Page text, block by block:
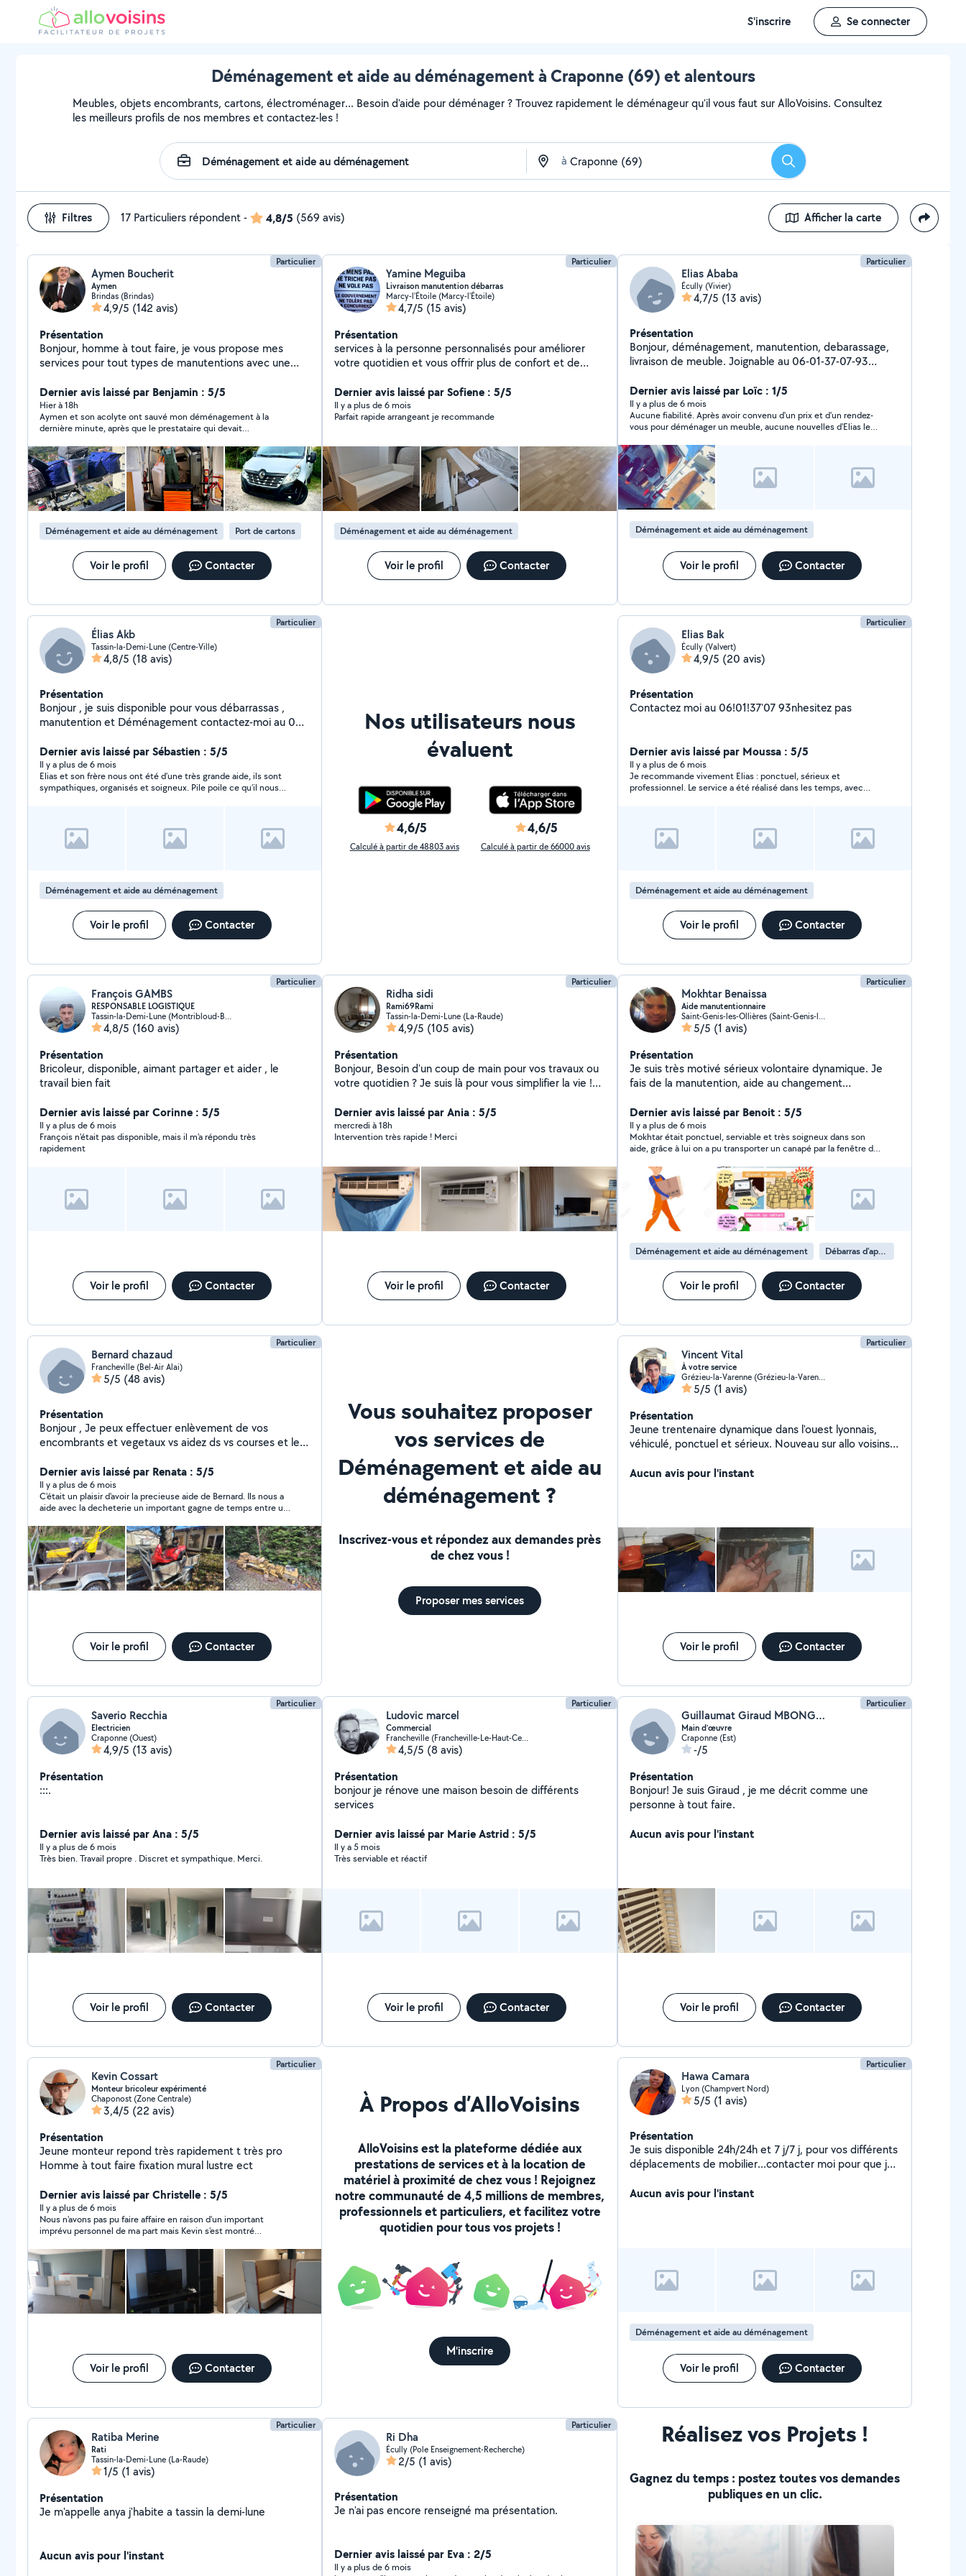
S'inscrire Se connecter
Déménagement et aide au déménagement à Craponne (69) et alentours
Meubles, objets encombrants, cartons, électroménager... Besoin d'aide pour déménager ? Trouvez rapidement le déménageur qu'il vous faut sur AlloVoisins. Consultez
les meilleurs profils de nos membres et contactez-les !
à Rechercher
Filtres 17 Particuliers répondent- 4,8/5 (569 avis) Afficher la carte
Particulier
Aymen Boucherit
Aymen
Brindas (Brindas)
4,9/5 (142 avis)
Présentation
Bonjour, homme à tout faire, je vous propose mes
services pour tout types de manutentions avec une
sur 24h à Lyon et dans toute la France. ️Avec ou sans
main d'œuvre et possibilité de changer de pays. Vous
pouvez me joindre à n'importe quel moment.
Dernier avis laissé par Benjamin : 5/5
Hier à 18h
Aymen et son acolyte ont sauvé mon déménagement à la
dernière minute, après que le prestataire qui devait
début de la prestation. Et finalement, c’est sûrement mieux
comme ça vu la qualité de leur travail ! Tout était impeccable :
aucune casse, un vrai professionnalisme, et des meubles
parfois extrêmement lourds à porter sur 5 étages en descente
puis 4 étages en montée… Franchement, chapeau ! Un
immense merci à tous les deux, vous avez été incroyables et
avez vraiment sauvé mon déménagement ! 🙏
Déménagement et aide au déménagement
Port de cartons
Voir le profil Contacter
Particulier
Yamine Meguiba
Livraison manutention débarras
Marcy-l'Étoile (Marcy-l'Étoile)
4,7/5 (15 avis)
Présentation
services à la personne personnalisés pour améliorer
votre quotidien et vous offrir plus de confort et de
manutention ect...
Dernier avis laissé par Sofiene : 5/5
Il y a plus de 6 mois
Parfait rapide arrangeant je recommande
Déménagement et aide au déménagement
Voir le profil Contacter
Particulier
Elias Ababa
Écully (Vivier)
4,7/5 (13 avis)
Présentation
Bonjour, déménagement, manutention, debarassage,
livraison de meuble. Joignable au 06-01-37-07-93
Dernier avis laissé par Loïc : 1/5
Il y a plus de 6 mois
Aucune fiabilité. Après avoir convenu d'un prix et d'un rendez-
vous pour déménager un meuble, aucune nouvelles d'Elias le
n'a jamais décroché son téléphone. A fuir !
Déménagement et aide au déménagement
Voir le profil Contacter
Particulier
Élias Akb
Tassin-la-Demi-Lune (Centre-Ville)
4,8/5 (18 avis)
Présentation
Bonjour , je suis disponible pour vous débarrassas ,
manutention et Déménagement contactez-moi au 06-
Dernier avis laissé par Sébastien : 5/5
Il y a plus de 6 mois
Elias et son frère nous ont été d’une très grande aide, ils sont
sympathiques, organisés et soigneux. Pile poile ce qu’il nous
Déménagement et aide au déménagement
Voir le profil Contacter
Nos utilisateurs nous
évaluent
4,6/5
Calculé à partir de 48803 avis
4,6/5
Calculé à partir de 66000 avis
Particulier
Elias Bak
Écully (Valvert)
4,9/5 (20 avis)
Présentation
Contactez moi au 06!01!37'07 93nhesitez pas
Dernier avis laissé par Moussa : 5/5
Il y a plus de 6 mois
Je recommande vivement Elias : ponctuel, sérieux et
professionnel. Le service a été réalisé dans les temps, avec
Déménagement et aide au déménagement
Voir le profil Contacter
Particulier
François GAMBS
RESPONSABLE LOGISTIQUE
Tassin-la-Demi-Lune (Montribloud-Boyer)
4,8/5 (160 avis)
Présentation
Bricoleur, disponible, aimant partager et aider , le
travail bien fait
Dernier avis laissé par Corinne : 5/5
Il y a plus de 6 mois
François n'était pas disponible, mais il m'a répondu très
rapidement
Voir le profil Contacter
Particulier
Ridha sidi
Rami69Rami
Tassin-la-Demi-Lune (La-Raude)
4,9/5 (105 avis)
Présentation
Bonjour, Besoin d'un coup de main pour vos travaux ou
votre quotidien ? Je suis là pour vous simplifier la vie !
vous propose mes services pour : Nettoyage (maison,
appartement, fin de chantier) Montage de meubles
Entretien des espaces verts Petits travaux d'électricité
de climatisation Aide à la personne (courses, petits
services, accompagnement)
Dernier avis laissé par Ania : 5/5
mercredi à 18h
Intervention très rapide ! Merci
Voir le profil Contacter
Particulier
Mokhtar Benaissa
Aide manutentionnaire
Saint-Genis-les-Ollières (Saint-Genis-les-Ollières)
5/5 (1 avis)
Présentation
Je suis très motivé sérieux volontaire dynamique. Je
fais de la manutention, aide au changement
Je me déplace en transport en commun sur la région
lyonnaise.
Dernier avis laissé par Benoit : 5/5
Il y a plus de 6 mois
Mokhtar était ponctuel, serviable et très soigneux dans son
aide, grâce à lui on a pu transporter un canapé par la fenêtre du
Déménagement et aide au déménagement Débarras d'appartement
Voir le profil Contacter
Particulier
Bernard chazaud
Francheville (Bel-Air Alai)
5/5 (48 avis)
Présentation
Bonjour , Je peux effectuer enlèvement de vos
encombrants et vegetaux vs aidez ds vs courses et le
Possede une remorque, et autres matériels . Personne
ponctuelle
Dernier avis laissé par Renata : 5/5
Il y a plus de 6 mois
C'était un plaisir d'avoir la precieuse aide de Bernard. Ils nous a
aide avec la decheterie un important gagne de temps entre un
Voir le profil Contacter
Vous souhaitez proposer
vos services de
Déménagement et aide au
déménagement ?
Inscrivez-vous et répondez aux demandes près
de chez vous !
Proposer mes services
Particulier
Vincent Vital
À votre service
Grézieu-la-Varenne (Grézieu-la-Varenne)
5/5 (1 avis)
Présentation
Jeune trentenaire dynamique dans l'ouest lyonnais,
véhiculé, ponctuel et sérieux. Nouveau sur allo voisins !
désireux de voir mes références et mon sérieux)
Aucun avis pour l'instant
Voir le profil Contacter
Particulier
Saverio Recchia
Electricien
Craponne (Ouest)
4,9/5 (13 avis)
Présentation
:::.
Dernier avis laissé par Ana : 5/5
Il y a plus de 6 mois
Très bien. Travail propre . Discret et sympathique. Merci.
Voir le profil Contacter
Particulier
Ludovic marcel
Commercial
Francheville (Francheville-Le-Haut-Centre)
4,5/5 (8 avis)
Présentation
bonjour je rénove une maison besoin de différents
services
Dernier avis laissé par Marie Astrid : 5/5
Il y a 5 mois
Très serviable et réactif
Voir le profil Contacter
Particulier
Guillaumat Giraud MBONGO ODICKA
Main d’œuvre
Craponne (Est)
-/5
Présentation
Bonjour! Je suis Giraud , je me décrit comme une
personne à tout faire.
Aucun avis pour l'instant
Voir le profil Contacter
Particulier
Kevin Cossart
Monteur bricoleur expérimenté
Chaponost (Zone Centrale)
3,4/5 (22 avis)
Présentation
Jeune monteur repond très rapidement t très pro
Homme à tout faire fixation mural lustre ect
Dernier avis laissé par Christelle : 5/5
Il y a plus de 6 mois
Nous n'avons pas pu faire affaire en raison d'un important
imprévu personnel de ma part mais Kevin s'est montré
de bricolage.
Voir le profil Contacter
À Propos d’AlloVoisins
AlloVoisins est la plateforme dédiée aux
prestations de services et à la location de
matériel à proximité de chez vous ! Rejoignez
notre communauté de 4,5 millions de membres,
professionnels et particuliers, et facilitez votre
quotidien pour tous vos projets !
M'inscrire
Particulier
Hawa Camara
Lyon (Champvert Nord)
5/5 (1 avis)
Présentation
Je suis disponible 24h/24h et 7 j/7 j, pour vos différents
déplacements de mobilier...contacter moi pour que je
Aucun avis pour l'instant
Déménagement et aide au déménagement
Voir le profil Contacter
Particulier
Ratiba Merine
Rati
Tassin-la-Demi-Lune (La-Raude)
1/5 (1 avis)
Présentation
Je m'appelle anya j'habite a tassin la demi-lune
Aucun avis pour l'instant
Particulier
Ri Dha
Écully (Pole Enseignement-Recherche)
2/5 (1 avis)
Présentation
Je n'ai pas encore renseigné ma présentation.
Dernier avis laissé par Eva : 2/5
Il y a plus de 6 mois
Réalisez vos Projets !
Gagnez du temps : postez toutes vos demandes
publiques en un clic.